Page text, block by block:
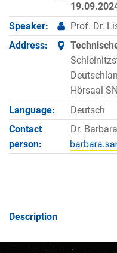
Speaker:
Prof. Dr.
Address:
Hörsaal
Language:
Deutsch
Contact
person:
Dr.
Description